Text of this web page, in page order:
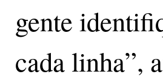
gente
cada linha”,